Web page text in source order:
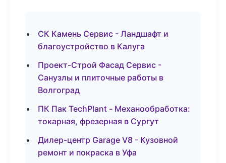
СК Камень Сервис - Ландшафт и
благоустройство в Калуга
Проект-Строй Фасад Сервис -
Санузлы и плиточные работы в
Волгоград
ПК Пак TechPlant - Механообработка:
токарная, фрезерная в Сургут
Дилер-центр Garage V8 - Кузовной
ремонт и покраска в Уфа